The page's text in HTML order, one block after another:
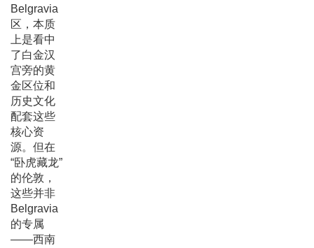
Belgravia
区，本质
上是看中
了白金汉
宫旁的黄
金区位和
历史文化
配套这些
核心资
源。但在
“卧虎藏龙”
的伦敦，
这些并非
Belgravia
的专属
——西南